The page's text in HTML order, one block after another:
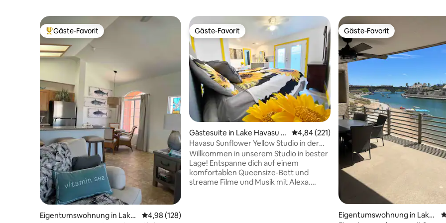
Beliebter Gäste-Favorit.
Gäste-Favorit
Eigentumswohnung in Lake
Durchschnittliche Bewertung: 4,98 von 5, 128 Bewertungen
4,98 (128)
Gäste-Favorit
Gäste-Favorit
Gästesuite in Lake Havasu Ci
ty
Durchschnittliche Bewertung: 4,84 von 5,
4,84 (221)
Havasu Sunflower Yellow Studio in der
Nähe der London Bridge
Willkommen in unserem Studio in bester
Lage! Entspanne dich auf einem
komfortablen Queensize-Bett und
streame Filme und Musik mit Alexa.
Gäste-Favorit
Gäste-Favorit
Eigentumswohnung in Lake